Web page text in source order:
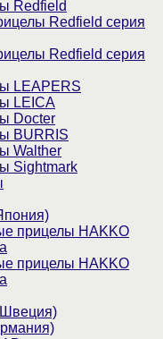
Redfield
Redfield серия
Redfield серия
LEAPERS
LEICA
Docter
BURRIS
Walther
Sightmark
прицелы HAKKO
прицелы HAKKO